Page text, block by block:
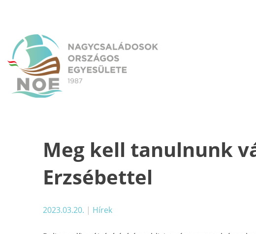
Meg kell tanulnunk
Erzsébettel
2023.03.20. | Hírek